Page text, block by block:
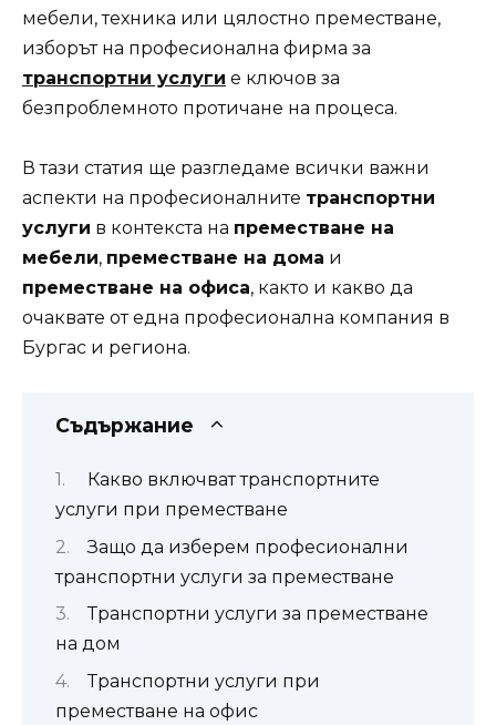
мебели, техника или цялостно преместване,
изборът на професионална фирма за
транспортни услуги е ключов за
безпроблемното протичане на процеса.
В тази статия ще разгледаме всички важни
аспекти на професионалните транспортни
услуги в контекста на преместване на
мебели, преместване на дома и
преместване на офиса, както и какво да
очаквате от една професионална компания в
Бургас и региона.
Съдържание
Какво включват транспортните
услуги при преместване
Защо да изберем професионални
транспортни услуги за преместване
Транспортни услуги за преместване
на дом
Транспортни услуги при
преместване на офис